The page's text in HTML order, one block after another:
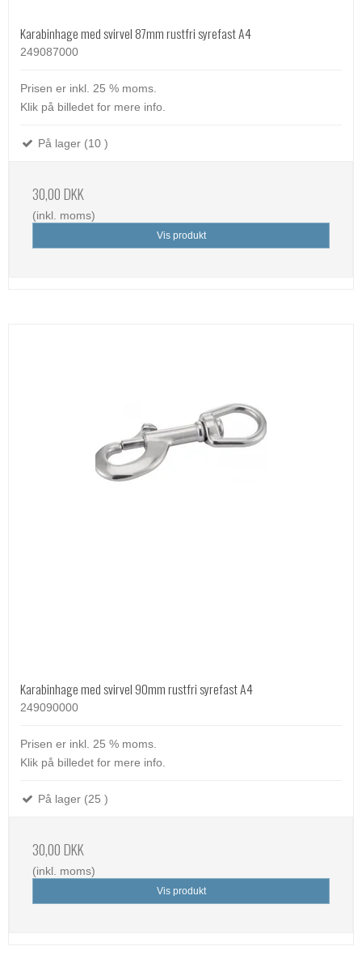
Karabinhage med svirvel 87mm rustfri syrefast A4
249087000
Prisen er inkl. 25 % moms.
Klik på billedet for mere info.
På lager (10 )
30,00 DKK
(inkl. moms)
Vis produkt
Karabinhage med svirvel 90mm rustfri syrefast A4
249090000
Prisen er inkl. 25 % moms.
Klik på billedet for mere info.
På lager (25 )
30,00 DKK
(inkl. moms)
Vis produkt